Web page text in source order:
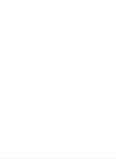
работу
не
сдачи
на
Майне